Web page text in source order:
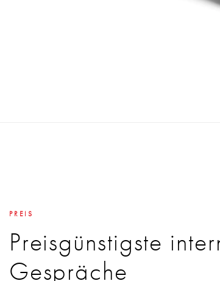
PREIS
Preisgünstigste
Gespräche